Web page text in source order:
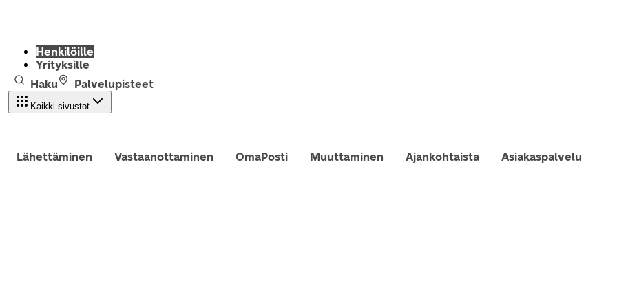
Henkilöille
Yrityksille
Haku
Palvelupisteet
Kaikki sivustot
Lähettäminen Vastaanottaminen OmaPosti Muuttaminen Ajankohtaista Asiakaspalvelu